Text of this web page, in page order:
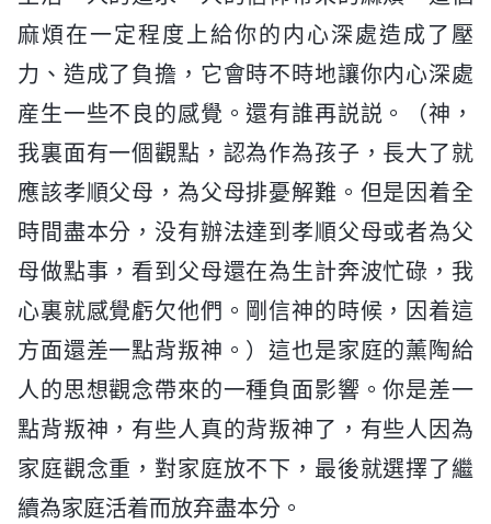
麻煩在一定程度上給你的内心深處造成了壓
力、造成了負擔，它會時不時地讓你内心深處
産生一些不良的感覺。還有誰再説説。（神，
我裏面有一個觀點，認為作為孩子，長大了就
應該孝順父母，為父母排憂解難。但是因着全
時間盡本分，没有辦法達到孝順父母或者為父
母做點事，看到父母還在為生計奔波忙碌，我
心裏就感覺虧欠他們。剛信神的時候，因着這
方面還差一點背叛神。）這也是家庭的薰陶給
人的思想觀念帶來的一種負面影響。你是差一
點背叛神，有些人真的背叛神了，有些人因為
家庭觀念重，對家庭放不下，最後就選擇了繼
續為家庭活着而放弃盡本分。